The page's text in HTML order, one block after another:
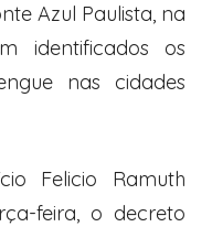
Azul Paulista, na
identificados os
nas cidades
Felicio Ramuth
feira, o decreto